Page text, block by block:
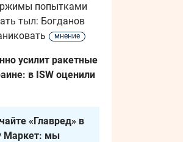
попытками
тыл: Богданов
мнение
усилит ракетные
в ISW оценили
«Главред» в
Маркет: мы